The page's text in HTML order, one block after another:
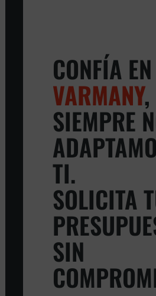
CONFÍA EN
VARMANY,
SIEMPRE
TI.
SOLICITA
SIN